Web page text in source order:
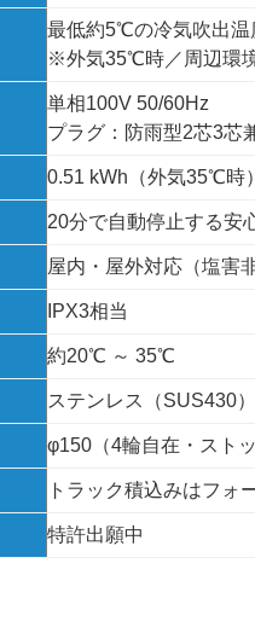
最低約5℃の冷気吹出温
※外気35℃時／周辺環
単相100V 50/60Hz
プラグ：防雨型2芯3
0.51 kWh（外気35℃時
20分で自動停止する安
屋内・屋外対応（塩害
IPX3相当
約20℃ ～ 35℃
ステンレス（SUS430
φ150（4輪自在・ストッ
トラック積込みはフォ
特許出願中